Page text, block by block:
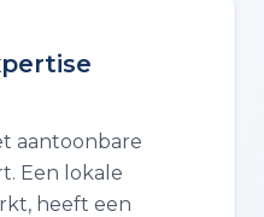
aantoonbare
Een lokale
heeft een